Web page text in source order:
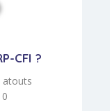
CFI ?
atouts